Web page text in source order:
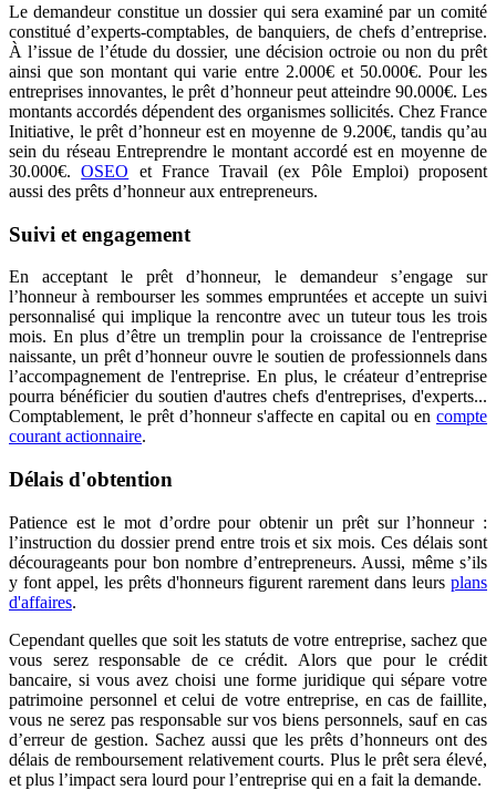
Le demandeur constitue un dossier qui sera examiné par un comité
constitué d’experts-comptables, de banquiers, de chefs d’entreprise.
À l’issue de l’étude du dossier, une décision octroie ou non du prêt
ainsi que son montant qui varie entre 2.000€ et 50.000€. Pour les
entreprises innovantes, le prêt d’honneur peut atteindre 90.000€. Les
montants accordés dépendent des organismes sollicités. Chez France
Initiative, le prêt d’honneur est en moyenne de 9.200€, tandis qu’au
sein du réseau Entreprendre le montant accordé est en moyenne de
30.000€.OSEO et France Travail (ex Pôle Emploi) proposent
aussi des prêts d’honneur aux entrepreneurs.
Suivi et engagement
En acceptant le prêt d’honneur, le demandeur s’engage sur
l’honneur à rembourser les sommes empruntées et accepte un suivi
personnalisé qui implique la rencontre avec un tuteur tous les trois
mois. En plus d’être un tremplin pour la croissance de l'entreprise
naissante, un prêt d’honneur ouvre le soutien de professionnels dans
l’accompagnement de l'entreprise. En plus, le créateur d’entreprise
pourra bénéficier du soutien d'autres chefs d'entreprises, d'experts...
Comptablement, le prêt d’honneur s'affecte en capital ou en compte
courant actionnaire.
Délais d'obtention
Patience est le mot d’ordre pour obtenir un prêt sur l’honneur :
l’instruction du dossier prend entre trois et six mois. Ces délais sont
décourageants pour bon nombre d’entrepreneurs. Aussi, même s’ils
y font appel, les prêts d'honneurs figurent rarement dans leurs plans
d'affaires.
Cependant quelles que soit les statuts de votre entreprise, sachez que
vous serez responsable de ce crédit. Alors que pour le crédit
bancaire, si vous avez choisi une forme juridique qui sépare votre
patrimoine personnel et celui de votre entreprise, en cas de faillite,
vous ne serez pas responsable sur vos biens personnels, sauf en cas
d’erreur de gestion. Sachez aussi que les prêts d’honneurs ont des
délais de remboursement relativement courts. Plus le prêt sera élevé,
et plus l’impact sera lourd pour l’entreprise qui en a fait la demande.